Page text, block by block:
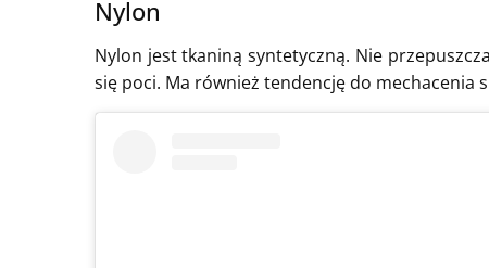
Nylon
Nylon jest tkaniną syntetyczną. Nie
się poci. Ma również tendencję do mechacenia